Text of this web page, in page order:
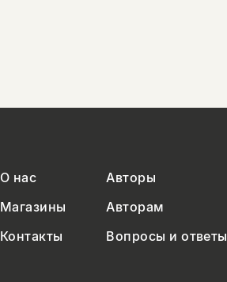
О нас Авторы
Магазины Авторам
Контакты Вопросы и ответы